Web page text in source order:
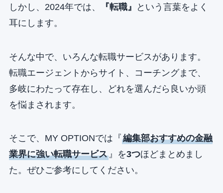
しかし、2024年では、 『転職』
という言葉をよく
耳にします。
そんな中で、いろんな転職サービスがあります。
転職エージェントからサイト、コーチングまで、
多岐にわたって存在し、どれを選んだら良いか頭
を悩まされます。
そこで、MY OPTIONでは『編集部おすすめの金融
業界に強い転職サービス』を3つほどまとめまし
た。ぜひご参考にしてください。